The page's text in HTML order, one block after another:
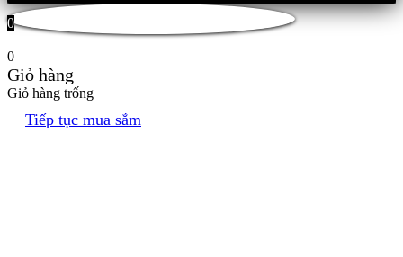
0
0
Giỏ hàng
Giỏ hàng trống
Tiếp tục mua sắm